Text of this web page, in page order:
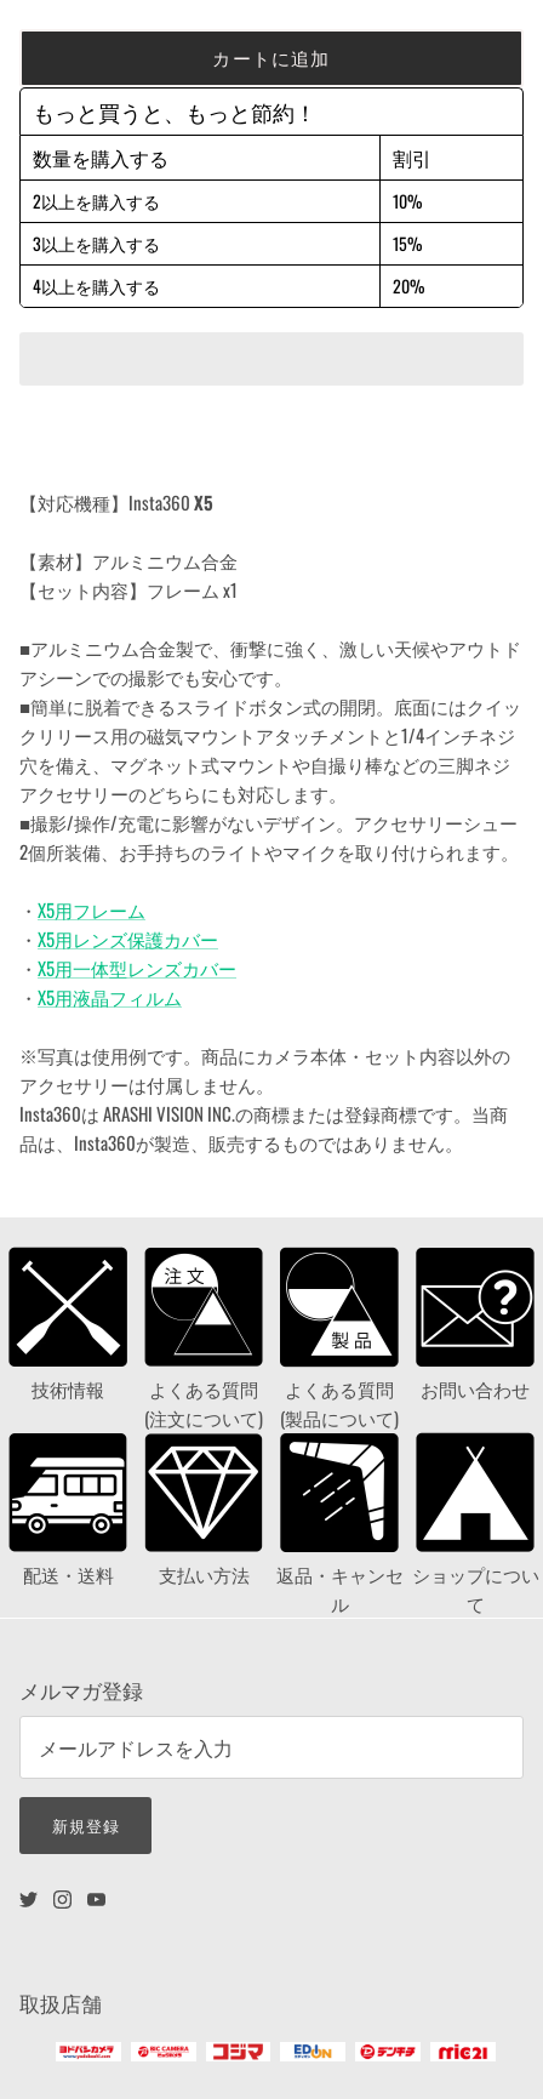
カートに追加
もっと買うと、もっと節約！
数量を購入する 割引
2以上を購入する
10%
3以上を購入する
15%
4以上を購入する
20%
【対応機種】Insta360X5
【素材】アルミニウム合金
【セット内容】フレーム x1
■アルミニウム合金製で、衝撃に強く、激しい天候やアウトド
アシーンでの撮影でも安心です。
■簡単に脱着できるスライドボタン式の開閉。底面にはクイッ
クリリース用の磁気マウントアタッチメントと1/4インチネジ
穴を備え、マグネット式マウントや自撮り棒などの三脚ネジ
アクセサリーのどちらにも対応します。
■撮影/操作/充電に影響がないデザイン。アクセサリーシュー
2個所装備、お手持ちのライトやマイクを取り付けられます。
・ X5用フレーム
・ X5用レンズ保護カバー
・ X5用一体型レンズカバー
・ X5用液晶フィルム
※写真は使用例です。商品にカメラ本体・セット内容以外の
アクセサリーは付属しません。
Insta360は ARASHI VISION INC.の商標または登録商標です。当商
品は、Insta360が製造、販売するものではありません。
技術情報
よくある質問
(注文について)
よくある質問
(製品について)
お問い合わせ
配送・送料 支払い方法
返品・キャンセ
ル
ショップについ
て
メルマガ登録
新規登録
取扱店舗